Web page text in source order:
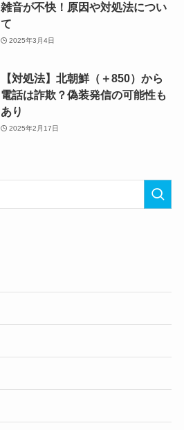
雑音が不快！原因や対処法につい
て
2025年3月4日
【対処法】北朝鮮（＋850）から
電話は詐欺？偽装発信の可能性も
あり
2025年2月17日